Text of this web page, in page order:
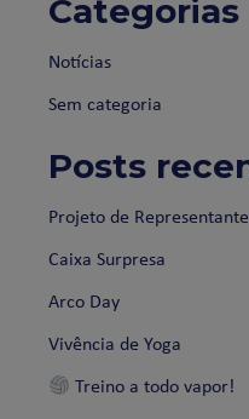
Categorias
Notícias
Sem categoria
Posts
Projeto de
Caixa Surpresa
Arco Day
Vivência de Yoga
Treino a todo vapor!